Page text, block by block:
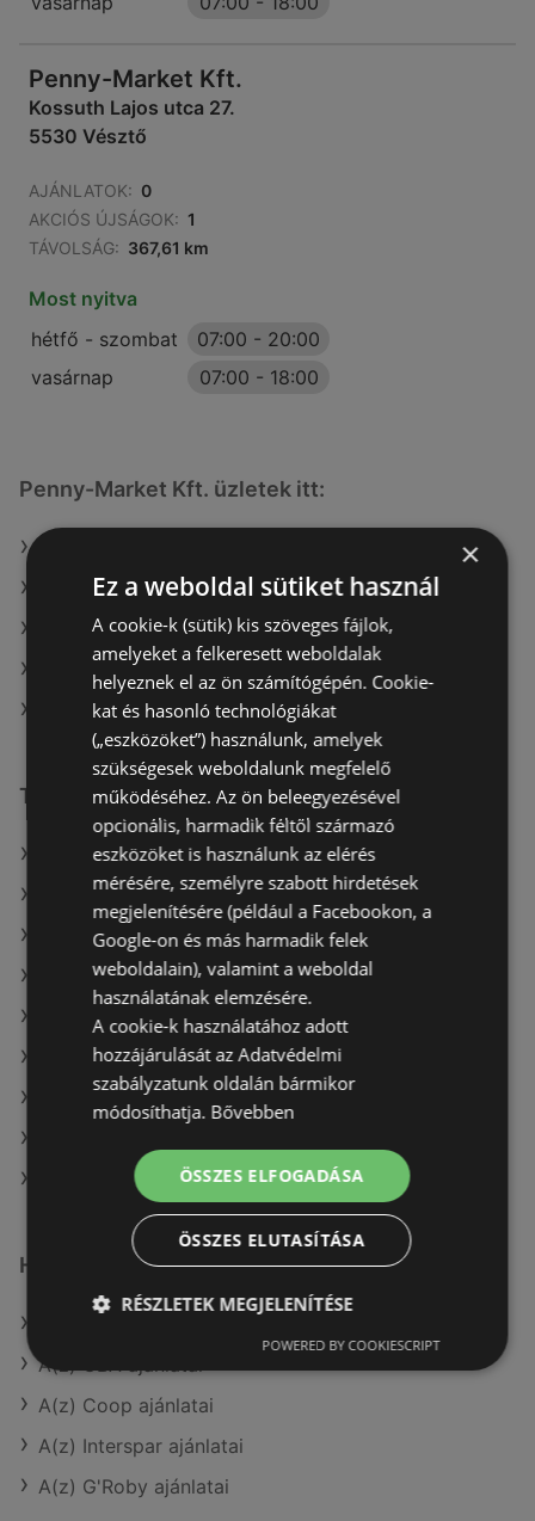
Penny-Market Kft.
Kossuth Lajos utca 27.
5530 Vésztő
AJÁNLATOK: 0
AKCIÓS ÚJSÁGOK: 1
TÁVOLSÁG: 367,61 km
Most nyitva
hétfő - szombat
07:00 - 20:00
vasárnap
07:00 - 18:00
Penny-Market Kft. üzletek itt:
Penny-Market Kft. itt: Nyírbátori
Penny-Market Kft. itt: Edelényi
Penny-Market Kft. itt: Egri
Penny-Market Kft. itt: Szikszói
További linkek
A(z) Penny-Market Kft. ajánlatai
A(z) Príma ajánlatai
A(z) AlphaZoo ajánlatai
A(z) Metro aktuális akciós újságjai
A(z) Family Frost aktuális akciós újságjai
A(z) Príma aktuális akciós újságjai
A(z) AlphaZoo aktuális akciós újságjai
A(z) Penny-Market Kft. üzletei itt: Sopron-Fertődi
Hasonló kiskereskedők
A(z) CBA ajánlatai
A(z) Coop ajánlatai
A(z) Interspar ajánlatai
A(z) G'Roby ajánlatai
×
Ez a weboldal sütiket használ
A cookie-k (sütik) kis szöveges fájlok,
amelyeket a felkeresett weboldalak
helyeznek el az ön számítógépén. Cookie-
kat és hasonló technológiákat
(„eszközöket”) használunk, amelyek
szükségesek weboldalunk megfelelő
működéséhez. Az ön beleegyezésével
opcionális, harmadik féltől származó
eszközöket is használunk az elérés
mérésére, személyre szabott hirdetések
megjelenítésére (például a Facebookon, a
Google-on és más harmadik felek
weboldalain), valamint a weboldal
használatának elemzésére.
A cookie-k használatához adott
hozzájárulását az Adatvédelmi
szabályzatunk oldalán bármikor
módosíthatja. Bővebben
ÖSSZES ELFOGADÁSA
ÖSSZES ELUTASÍTÁSA
RÉSZLETEK MEGJELENÍTÉSE
POWERED BY COOKIESCRIPT